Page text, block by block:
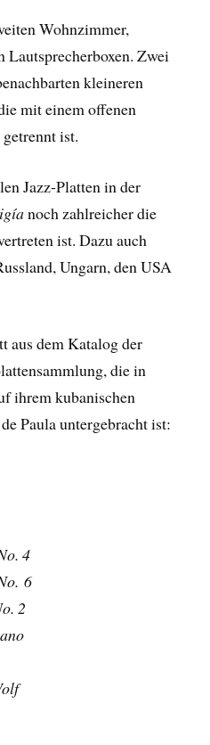
Wohnzimmer,
Lautsprecherboxen. Zwei
kleineren
mit einem offenen
getrennt ist.
Jazz-Platten in der
noch zahlreicher die
ist. Dazu auch
Ungarn, den USA
aus dem Katalog der
die in
ihrem kubanischen
Paula untergebracht ist:
4
6
2